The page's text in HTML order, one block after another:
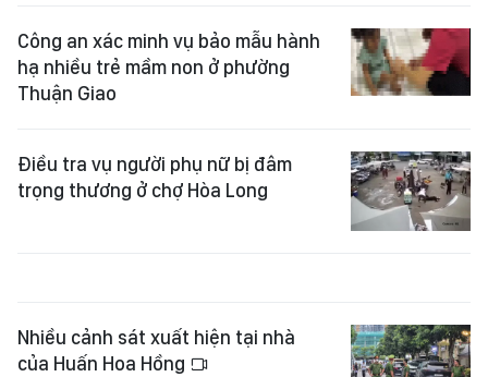
Công an xác minh vụ bảo mẫu hành
hạ nhiều trẻ mầm non ở phường
Thuận Giao
Điều tra vụ người phụ nữ bị đâm
trọng thương ở chợ Hòa Long
Nhiều cảnh sát xuất hiện tại nhà
của Huấn Hoa Hồng